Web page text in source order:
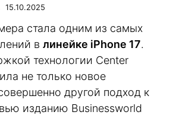
15.10.2025
стала одним из самых
в линейке iPhone 17.
технологии Center
не только новое
другой подход к
изданию Businessworld